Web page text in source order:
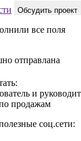
Обсудить проект
все поля
отправлана
и
продажам
соц.сети: